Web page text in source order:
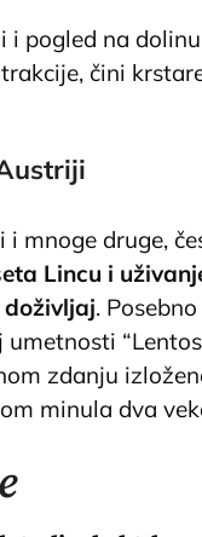
i pogled na
čini
i mnoge druge,
Lincu i
doživljaj.
zdanju
minula dva